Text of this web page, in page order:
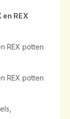
REX
REX potten
REX potten